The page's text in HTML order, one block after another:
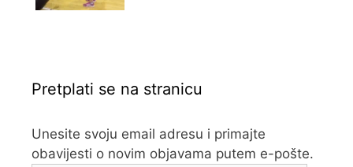
Pretplati se na stranicu
Unesite svoju email adresu i primajte
obavijesti o novim objavama putem e-pošte.